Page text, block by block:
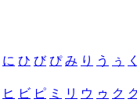
に ひ び ぴ み り う ぅ く
ヒ ビ ピ ミ リ ウ ゥ ク